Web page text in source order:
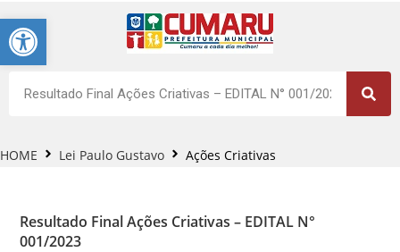
Barra de Ferramentas Aberta
HOME Lei Paulo Gustavo Ações Criativas
Resultado Final Ações Criativas – EDITAL N°
001/2023